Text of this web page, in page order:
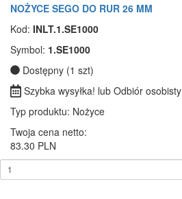
NOŻYCE SEGO DO RUR 26 MM
Kod: INLT.1.SE1000
Symbol: 1.SE1000
Dostępny (1 szt)
Szybka wysyłka! lub Odbiór osobisty
Typ produktu: Nożyce
Twoja cena netto:
83.30 PLN